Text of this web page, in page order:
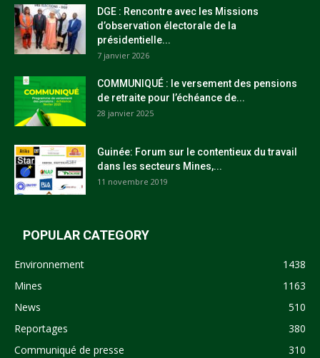
DGE : Rencontre avec les Missions
d’observation électorale de la
présidentielle...
7 janvier 2026
COMMUNIQUÉ : le versement des pensions
de retraite pour l’échéance de...
28 janvier 2025
Guinée: Forum sur le contentieux du travail
dans les secteurs Mines,...
11 novembre 2019
POPULAR CATEGORY
Environnement
1438
Mines
1163
News
510
Reportages
380
Communiqué de presse
310